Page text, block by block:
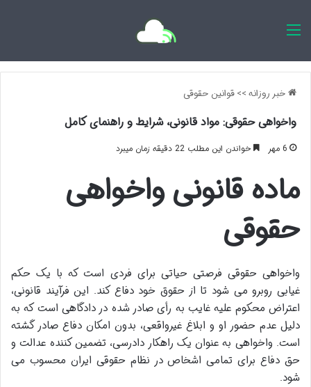
خبر روزانه>>قوانین حقوقی
واخواهی حقوقی: مواد قانونی، شرایط و راهنمای کامل
6 مهر خواندن این مطلب 22 دقیقه زمان میبرد
ماده قانونی واخواهی
حقوقی
واخواهی حقوقی فرصتی حیاتی برای فردی است که با یک حکم
غیابی روبرو می شود تا از حقوق خود دفاع کند. این فرآیند قانونی،
اعتراض محکوم علیه غایب به رأی صادر شده در دادگاهی است که به
دلیل عدم حضور او و ابلاغ غیرواقعی، بدون امکان دفاع صادر گشته
است. واخواهی به عنوان یک راهکار دادرسی، تضمین کننده عدالت و
حق دفاع برای تمامی اشخاص در نظام حقوقی ایران محسوب می
شود.